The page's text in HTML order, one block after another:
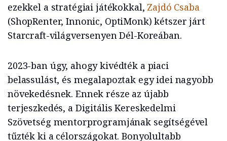
ezekkel a stratégiai játékokkal, Zajdó Csaba
(ShopRenter, Innonic, OptiMonk) kétszer járt
Starcraft-világversenyen Dél-Koreában.
2023-ban úgy, ahogy kivédték a piaci
belassulást, és megalapoztak egy idei nagyobb
növekedésnek. Ennek része az újabb
terjeszkedés, a Digitális Kereskedelmi
Szövetség mentorprogramjának segítségével
tűzték ki a célországokat. Bonyolultabb